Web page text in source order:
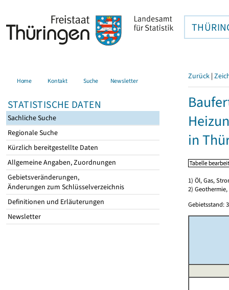
Home Kontakt Suche Newsletter
STATISTISCHE DATEN
Sachliche Suche
Regionale Suche
Kürzlich bereitgestellte Daten
Allgemeine Angaben, Zuordnungen
Gebietsveränderungen,
Änderungen zum Schlüsselverzeichnis
Definitionen und Erläuterungen
Newsletter
Zurück |
in
1) Öl, Gas,
2)
Gebietsstand: